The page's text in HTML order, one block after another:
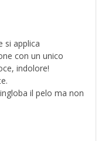
si applica
con un unico
indolore!
il pelo ma non